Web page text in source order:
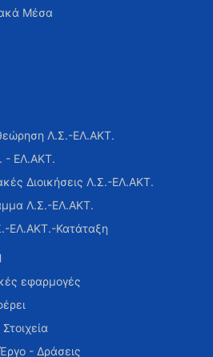
Μέσα
Λ.Σ.-ΕΛ.ΑΚΤ.
- ΕΛ.ΑΚΤ.
Διοικήσεις Λ.Σ.-ΕΛ.ΑΚΤ.
Λ.Σ.-ΕΛ.ΑΚΤ.
ΕΛ.ΑΚΤ.-Κατάταξη
εφαρμογές
- Δράσεις